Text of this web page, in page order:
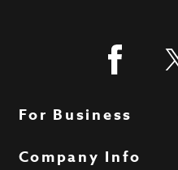
For Business
Company Info